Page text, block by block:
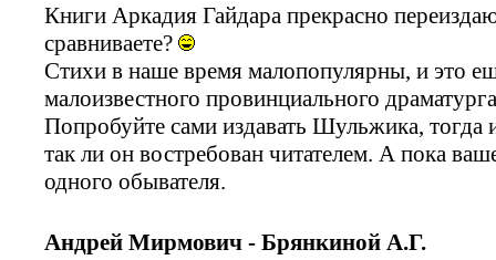
Книги Аркадия Гайдара прекрасно
сравниваете?
Стихи в наше время малопопулярны, и это
малоизвестного провинциального
Попробуйте сами издавать Шульжика, тогда
так ли он востребован читателем. А пока
одного обывателя.
Андрей Мирмович - Брянкиной А.Г.